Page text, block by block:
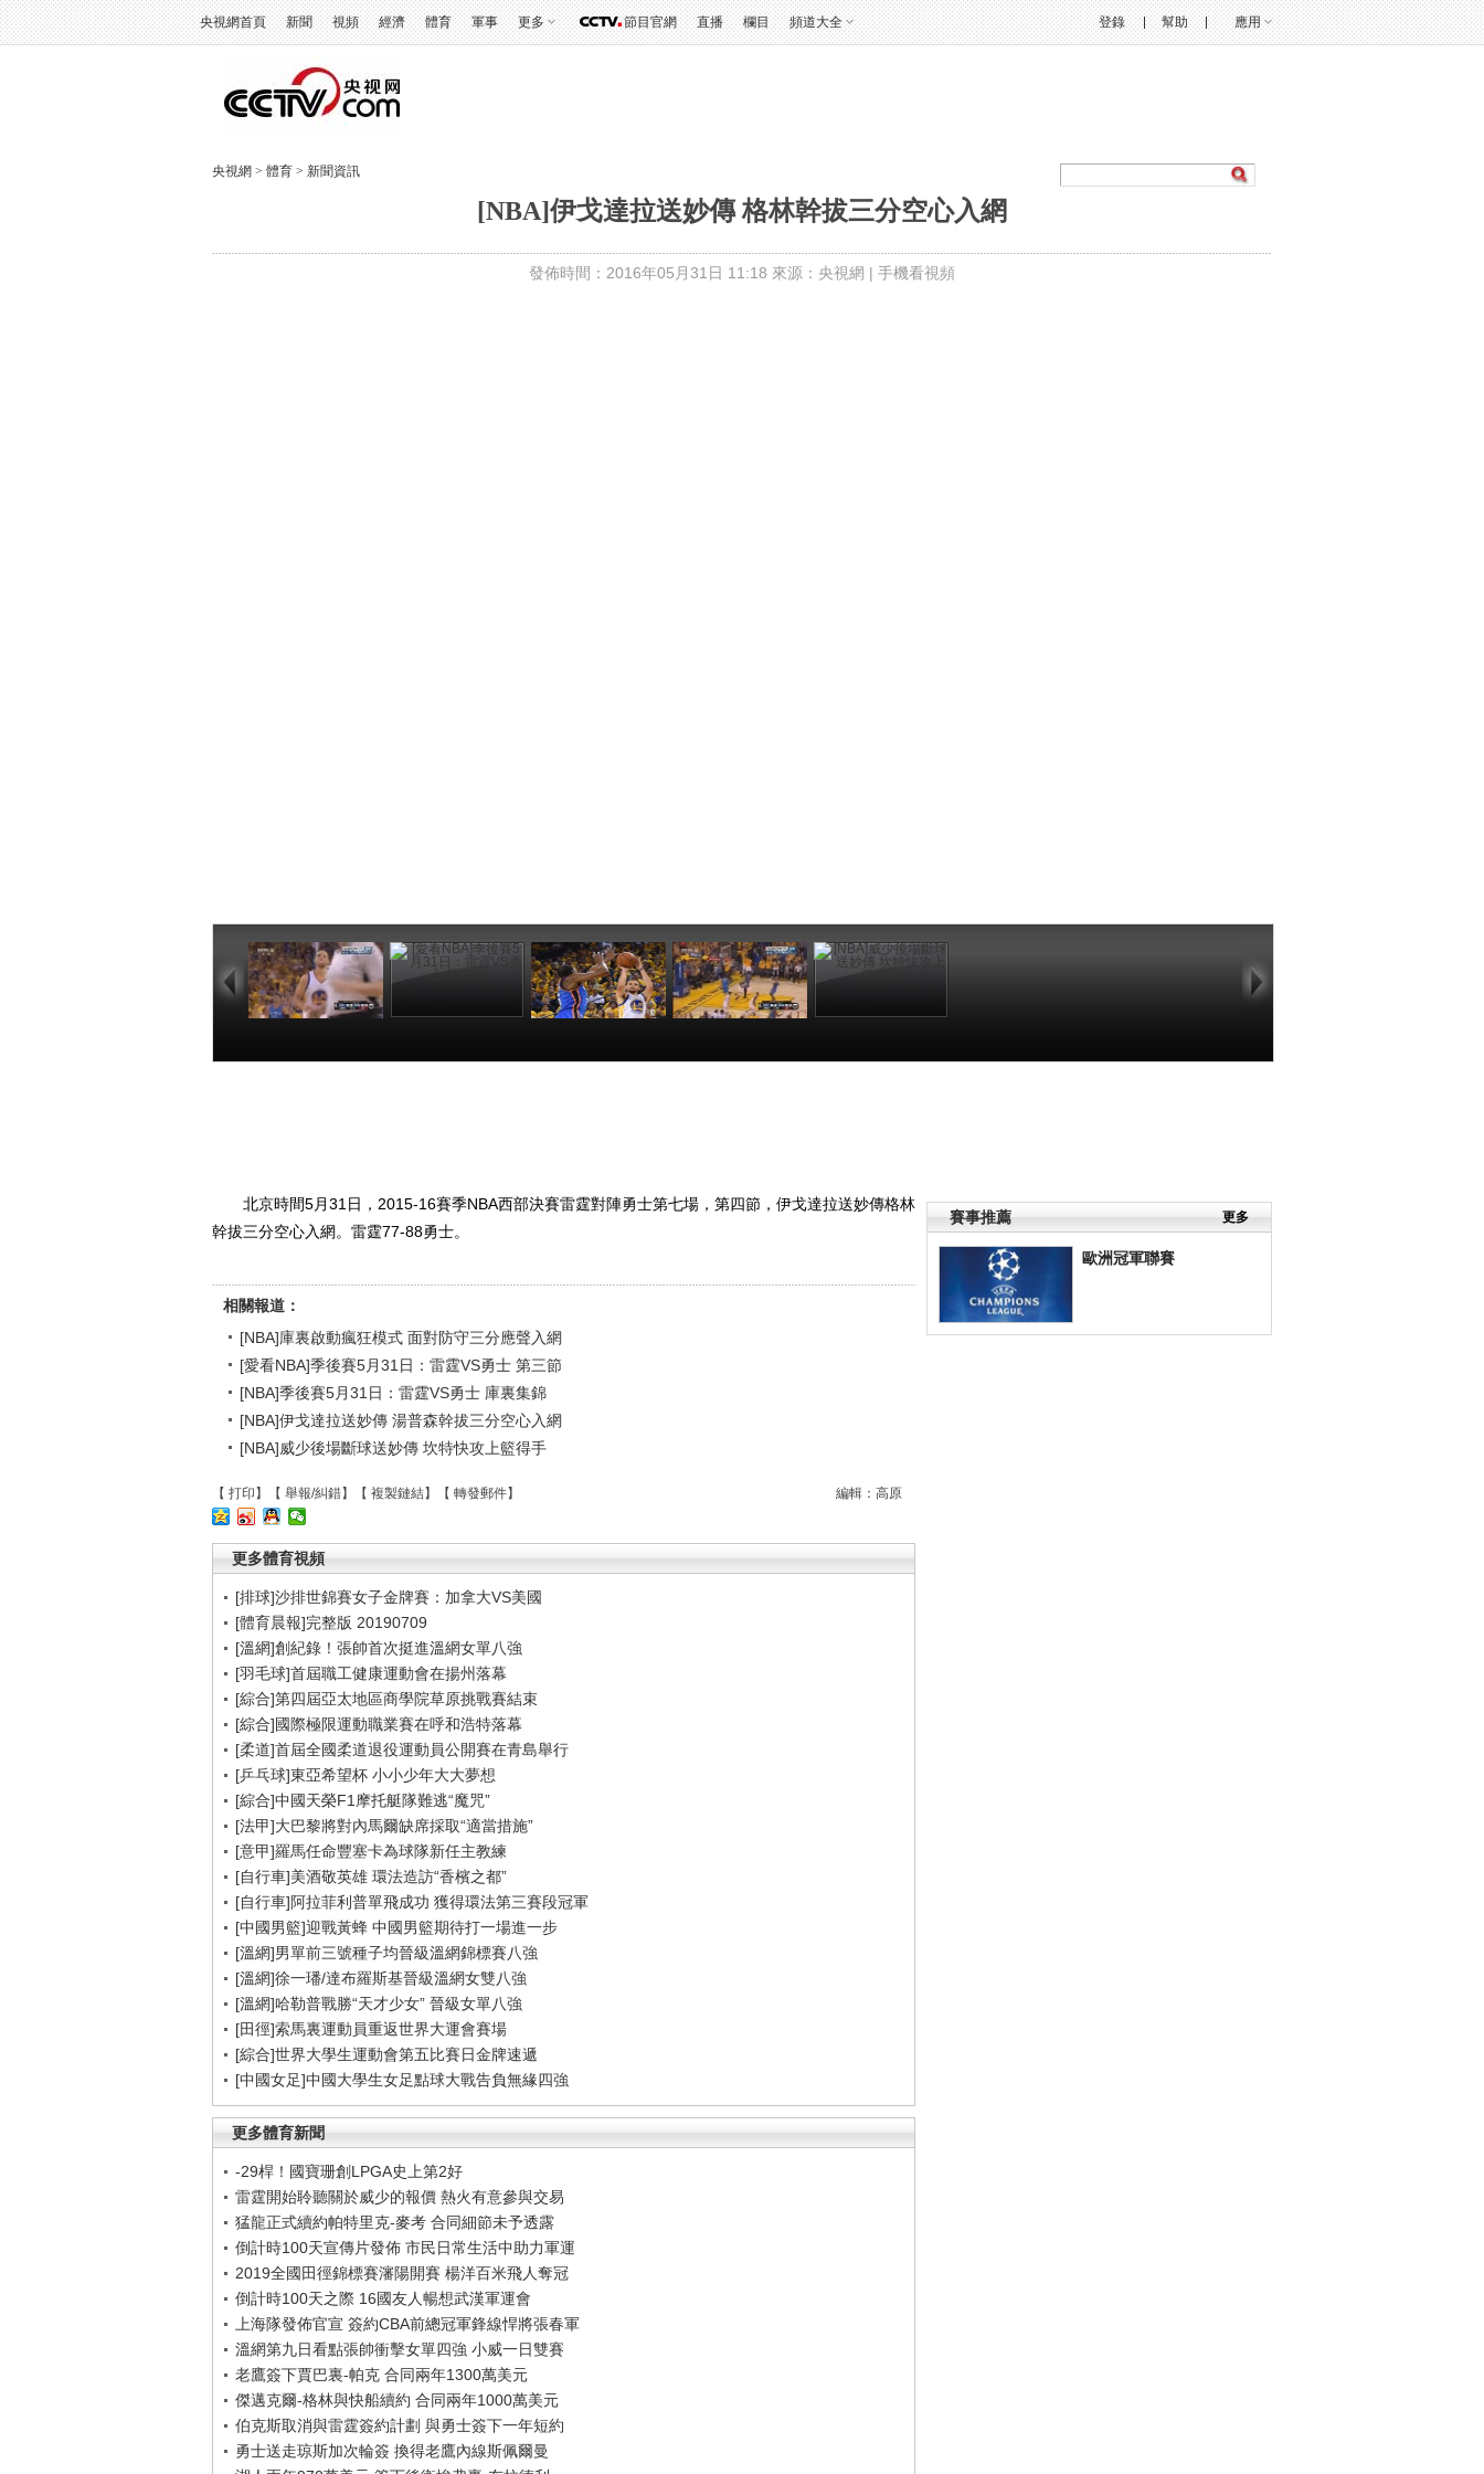
央視網首頁 新聞 視頻 經濟 體育 軍事 更多 節目官網 直播 欄目 頻道大全 幫助 應用
登錄
央視網 > 體育 > 新聞資訊
[NBA]伊戈達拉送妙傳 格林幹拔三分空心入網
發佈時間：2016年05月31日 11:18 來源：央視網 | 手機看視頻
三分應聲入網
勇士 第三節
士 庫裏集錦
三分空心入網
攻上籃得手
賽事推薦 更多
歐洲冠軍聯賽
北京時間5月31日，2015-16賽季NBA西部決賽雷霆對陣勇士第七場，第四節，伊戈達拉送妙傳格林
幹拔三分空心入網。雷霆77-88勇士。
相關報道：
[NBA]庫裏啟動瘋狂模式 面對防守三分應聲入網
[愛看NBA]季後賽5月31日：雷霆VS勇士 第三節
[NBA]季後賽5月31日：雷霆VS勇士 庫裏集錦
[NBA]伊戈達拉送妙傳 湯普森幹拔三分空心入網
[NBA]威少後場斷球送妙傳 坎特快攻上籃得手
編輯：高原
【 打印 】【 舉報/糾錯】【 複製鏈結】【 轉發郵件】
更多體育視頻
[排球]沙排世錦賽女子金牌賽：加拿大VS美國
[體育晨報]完整版 20190709
[溫網]創紀錄！張帥首次挺進溫網女單八強
[羽毛球]首屆職工健康運動會在揚州落幕
[綜合]第四屆亞太地區商學院草原挑戰賽結束
[綜合]國際極限運動職業賽在呼和浩特落幕
[柔道]首屆全國柔道退役運動員公開賽在青島舉行
[乒乓球]東亞希望杯 小小少年大大夢想
[綜合]中國天榮F1摩托艇隊難逃“魔咒”
[法甲]大巴黎將對內馬爾缺席採取“適當措施”
[意甲]羅馬任命豐塞卡為球隊新任主教練
[自行車]美酒敬英雄 環法造訪“香檳之都”
[自行車]阿拉菲利普單飛成功 獲得環法第三賽段冠軍
[中國男籃]迎戰黃蜂 中國男籃期待打一場進一步
[溫網]男單前三號種子均晉級溫網錦標賽八強
[溫網]徐一璠/達布羅斯基晉級溫網女雙八強
[溫網]哈勒普戰勝“天才少女” 晉級女單八強
[田徑]索馬裏運動員重返世界大運會賽場
[綜合]世界大學生運動會第五比賽日金牌速遞
[中國女足]中國大學生女足點球大戰告負無緣四強
更多體育新聞
-29桿！國寶珊創LPGA史上第2好
雷霆開始聆聽關於威少的報價 熱火有意參與交易
猛龍正式續約帕特里克-麥考 合同細節未予透露
倒計時100天宣傳片發佈 市民日常生活中助力軍運
2019全國田徑錦標賽瀋陽開賽 楊洋百米飛人奪冠
倒計時100天之際 16國友人暢想武漢軍運會
上海隊發佈官宣 簽約CBA前總冠軍鋒線悍將張春軍
溫網第九日看點張帥衝擊女單四強 小威一日雙賽
老鷹簽下賈巴裏-帕克 合同兩年1300萬美元
傑邁克爾-格林與快船續約 合同兩年1000萬美元
伯克斯取消與雷霆簽約計劃 與勇士簽下一年短約
勇士送走琼斯加次輪簽 換得老鷹內線斯佩爾曼